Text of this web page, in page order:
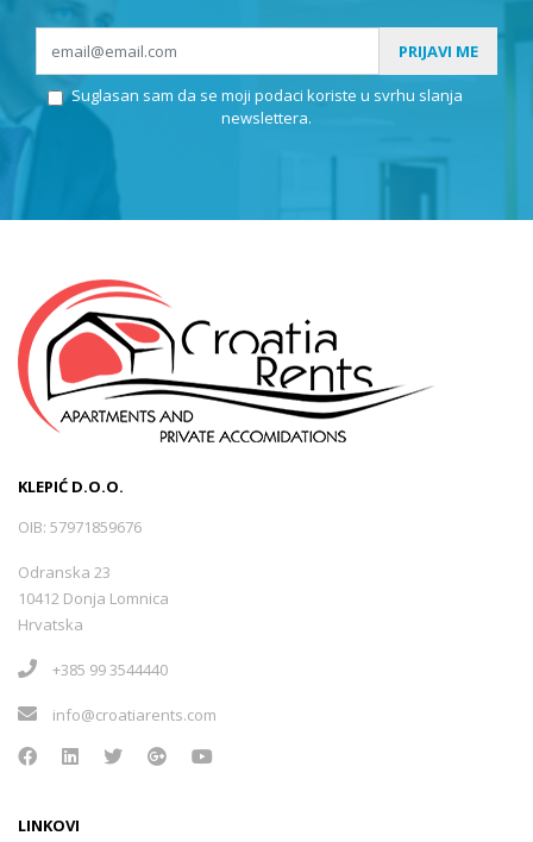
PRIJAVI ME
Suglasan sam da se moji podaci koriste u svrhu slanja
newslettera.
KLEPIĆ D.O.O.
OIB: 57971859676
Odranska 23
10412 Donja Lomnica
Hrvatska
+385 99 3544440
info@croatiarents.com
LINKOVI